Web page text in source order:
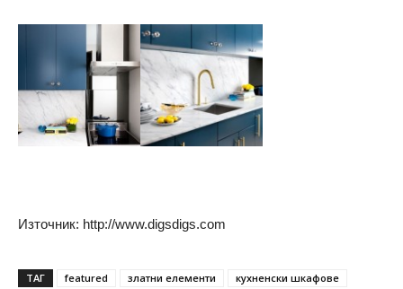
Източник: http://www.digsdigs.com
ТАГ featured златни елементи
кухненски шкафове